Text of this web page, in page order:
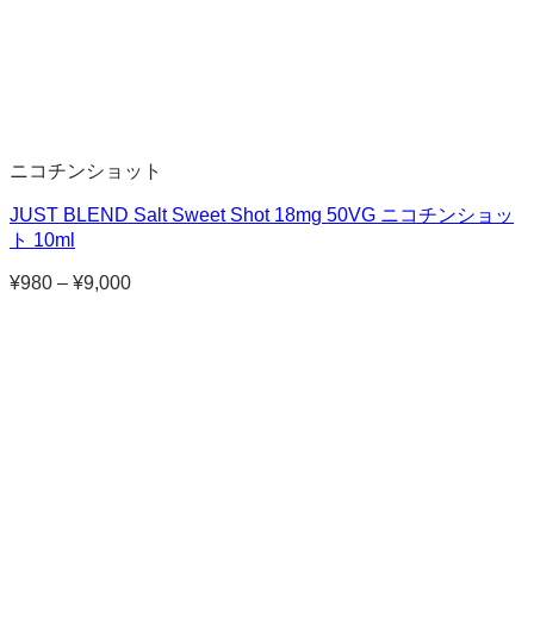
ニコチンショット
JUST BLEND Salt Sweet Shot 18mg 50VG ニコチンショッ
ト 10ml
¥980 – ¥9,000価